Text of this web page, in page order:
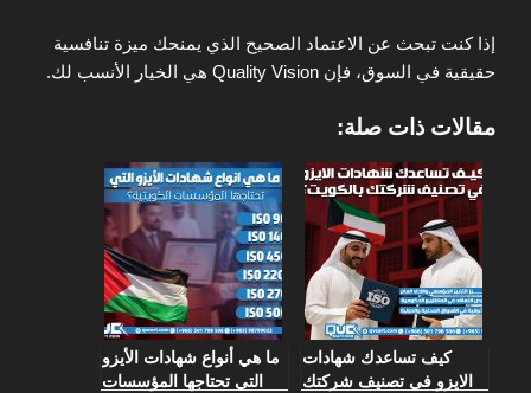
إذا كنت تبحث عن الاعتماد الصحيح الذي يمنحك ميزة تنافسية
حقيقية في السوق، فإن Quality Vision هي الخيار الأنسب لك.
مقالات ذات صلة:
كيف تساعدك شهادات
الايزو في تصنيف شركتك
ما هي أنواع شهادات الأيزو
التي تحتاجها المؤسسات